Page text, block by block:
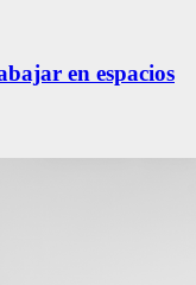
en espacios